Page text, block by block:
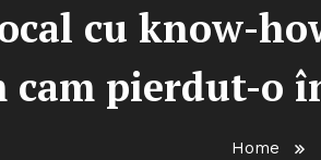
cu know-
cam pierdut-o
Home